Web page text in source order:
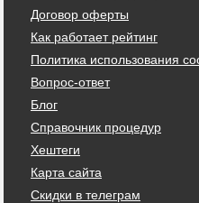
Договор оферты
Как работает рейтинг
Политика использования
Вопрос-ответ
Блог
Справочник процедур
Хештеги
Карта сайта
Скидки в телеграм